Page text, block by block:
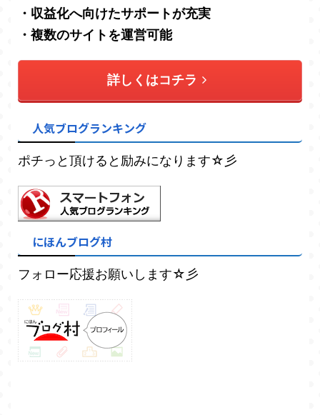
・収益化へ向けたサポートが充実
・複数のサイトを運営可能
詳しくはコチラ
人気ブログランキング
ポチっと頂けると励みになります☆彡
にほんブログ村
フォロー応援お願いします☆彡